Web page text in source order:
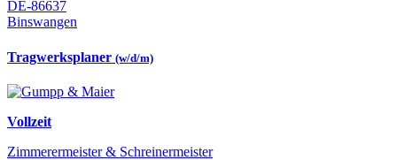
DE-86637
Binswangen
Tragwerksplaner (w/d/m)
Vollzeit
Zimmerermeister & Schreinermeister